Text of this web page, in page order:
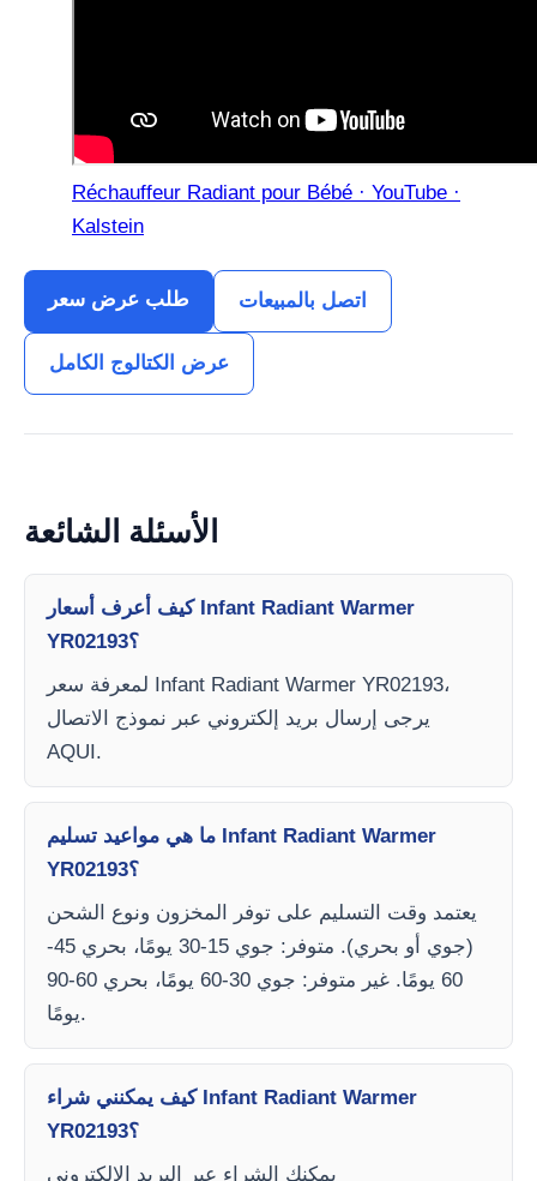
Réchauffeur Radiant pour Bébé · YouTube ·
Kalstein
طلب عرض سعر اتصل بالمبيعات
عرض الكتالوج الكامل
الأسئلة الشائعة
كيف أعرف أسعار Infant Radiant Warmer
YR02193؟
لمعرفة سعر Infant Radiant Warmer YR02193،
يرجى إرسال بريد إلكتروني عبر نموذج الاتصال
AQUI.
ما هي مواعيد تسليم Infant Radiant Warmer
YR02193؟
يعتمد وقت التسليم على توفر المخزون ونوع الشحن
(جوي أو بحري). متوفر: جوي 15-30 يومًا، بحري 45-
60 يومًا. غير متوفر: جوي 30-60 يومًا، بحري 60-90
يومًا.
كيف يمكنني شراء Infant Radiant Warmer
YR02193؟
يمكنك الشراء عبر البريد الإلكتروني